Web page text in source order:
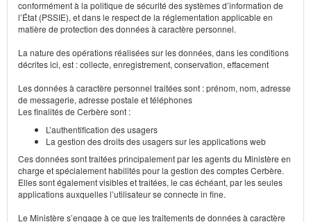
conformément à la politique de sécurité des systèmes d’information de
l’État (PSSIE), et dans le respect de la réglementation applicable en
matière de protection des données à caractère personnel.
La nature des opérations réalisées sur les données, dans les conditions
décrites ici, est : collecte, enregistrement, conservation, effacement
Les données à caractère personnel traitées sont : prénom, nom, adresse
de messagerie, adresse postale et téléphones
Les finalités de Cerbère sont :
L’authentification des usagers
La gestion des droits des usagers sur les applications web
Ces données sont traitées principalement par les agents du Ministère en
charge et spécialement habilités pour la gestion des comptes Cerbère.
Elles sont également visibles et traitées, le cas échéant, par les seules
applications auxquelles l’utilisateur se connecte in fine.
Le Ministère s’engage à ce que les traitements de données à caractère